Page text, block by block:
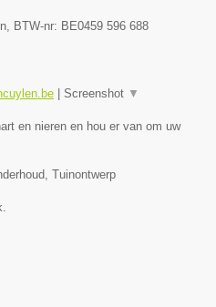
, BTW-nr: BE0459 596 688
Screenshot ▼
en nieren en hou er van om uw
Tuinontwerp